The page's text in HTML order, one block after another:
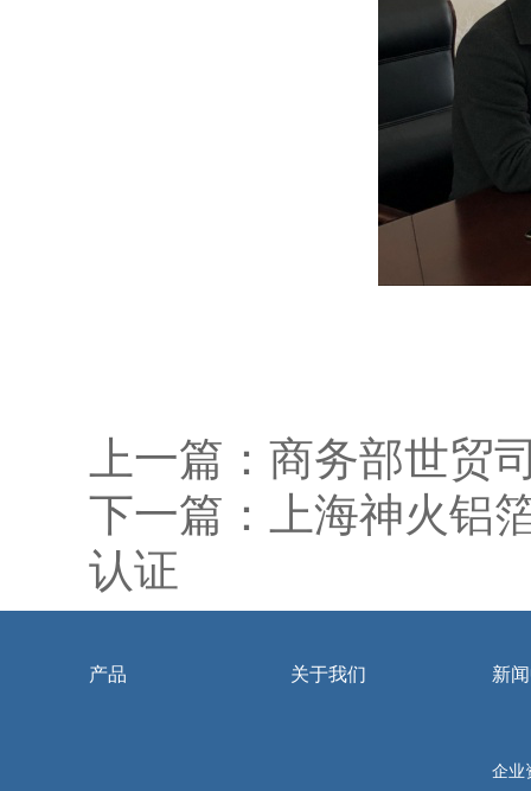
上一篇： 商务部世贸
下一篇：
上海神火铝
认证
产品 关于我们 新
企业